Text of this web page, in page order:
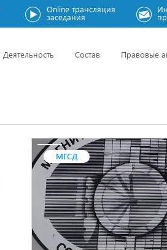
Online трансляция
заседания
Деятельность Состав Правовые
МГСД